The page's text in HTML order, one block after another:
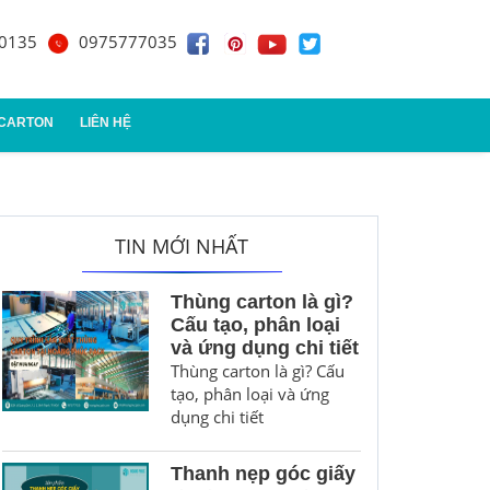
0975777035
LIÊN HỆ
TIN MỚI NHẤT
Thùng carton là gì?
Cấu tạo, phân loại
và ứng dụng chi tiết
Thùng carton là gì? Cấu
tạo, phân loại và ứng
dụng chi tiết
Thanh nẹp góc giấy